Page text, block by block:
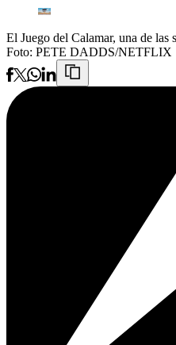
El Juego del Calamar, una de las
Foto: PETE DADDS/NETFLIX